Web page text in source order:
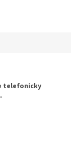
telefonicky